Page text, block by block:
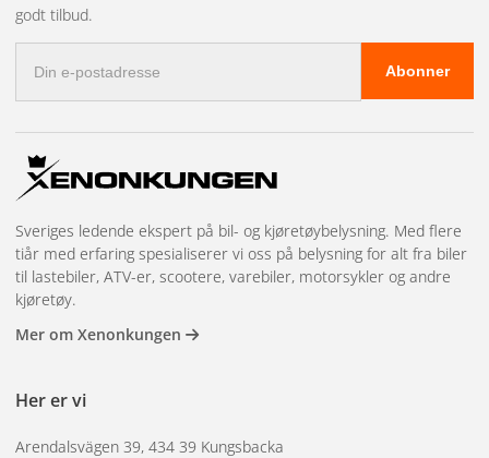
En felgforsegler legger et beskyttende lag som gjør det
vanskeligere for bremsestøv å brenne seg inn. Resultatet er
at fremtidige vask går raskere og enklere. Påfør etter at
felgene er rene og tørre.
Dekkglans og dekkgel
Dekkglans gir dekksidene et mørkt, friskt utseende og
Finnes som spray for rask påføring eller gel for et mer
godt tilbud.
postadresse
Abonner
Sveriges ledende ekspert på bil- og kjøretøybelysning. Med flere
tiår med erfaring spesialiserer vi oss på belysning for alt fra biler
til lastebiler, ATV-er, scootere, varebiler, motorsykler og andre
kjøretøy.
Mer om Xenonkungen
Her er vi
Arendalsvägen 39, 434 39 Kungsbacka